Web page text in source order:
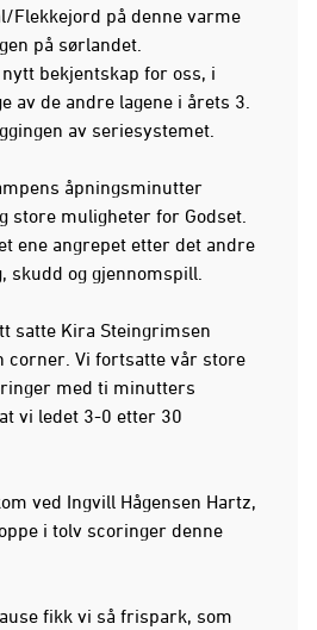
Flekkejord på denne varme
på sørlandet.
bekjentskap for oss, i
av de andre lagene i årets 3.
av seriesystemet.
åpningsminutter
store muligheter for Godset.
ene angrepet etter det andre
skudd og gjennomspill.
satte Kira Steingrimsen
corner. Vi fortsatte vår store
med ti minutters
vi ledet 3-0 etter 30
ved Ingvill Hågensen Hartz,
i tolv scoringer denne
fikk vi så frispark, som